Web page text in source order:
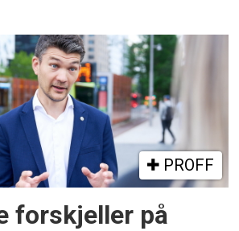
PROFF
forskjeller på